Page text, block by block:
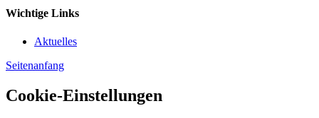
Wichtige Links
Aktuelles
Seitenanfang
Cookie-Einstellungen